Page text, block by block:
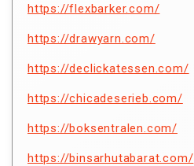
https://flexbarker.com/
https://drawyarn.com/
https://declickatessen.com/
https://chicadeserieb.com/
https://boksentralen.com/
https://binsarhutabarat.com/